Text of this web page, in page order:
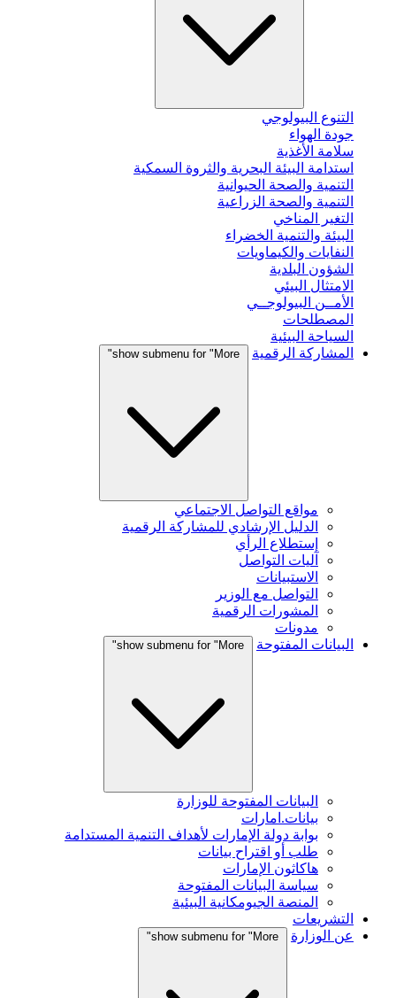
التنوع البيولوجي
جودة الهواء
سلامة الأغذية
استدامة البيئة البحرية والثروة السمكية
التنمية والصحة الحيوانية
التنمية والصحة الزراعية
التغير المناخي
البيئة والتنمية الخضراء
النفايات والكيماويات
الشؤون البلدية
الامتثال البيئي
الأمــن البيولوجــي
المصطلحات
السياحة البيئية
المشاركة الرقمية
show submenu for "More"
مواقع التواصل الاجتماعي
الدليل الإرشادي للمشاركة الرقمية
إستطلاع الرأي
آليات التواصل
الاستبيانات
التواصل مع الوزير
المشورات الرقمية
مدونات
البيانات المفتوحة
show submenu for "More"
البيانات المفتوحة للوزارة
بيانات.امارات
بوابة دولة الإمارات لأهداف التنمية المستدامة
طلب أو اقتراح بيانات
هاكاثون الإمارات
سياسة البيانات المفتوحة
المنصة الجيومكانية البيئية
التشريعات
عن الوزارة
show submenu for "More"